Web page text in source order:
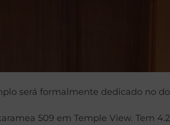
será formalmente dedicado no
509 em Temple View. Tem